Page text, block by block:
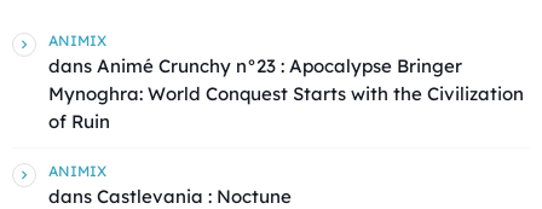
ANIMIX
dans Animé Crunchy n°23 : Apocalypse Bringer
Mynoghra: World Conquest Starts with the Civilization
of Ruin
ANIMIX
dans Castlevania : Noctune